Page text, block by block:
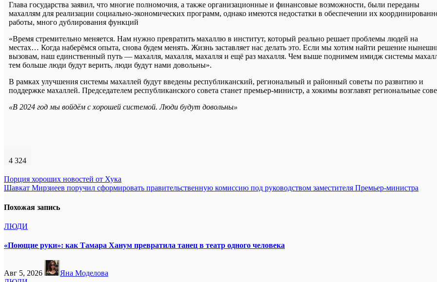
Глава государства заявил, что многие полномочия, а также организационные и финансовые возможности, были переданы
махаллям для реализации социально-экономических программ, однако имеются недостатки в обеспечении их
работы, много дублирования функций
«Время стремительно меняется. Нам нужно превратить махаллю в институт, который реально решает проблемы людей на
местах… Когда наберёмся опыта, снова будем менять. Жизнь заставляет нас делать это. Если мы хотим найти решение
вызовам, наш единственный путь — махалля, махалля, махалля и ещё раз махалля. Чем выше поднимем имидж системы
тем больше люди будут верить, люди будут нами довольны».
В рамках улучшения системы махаллей будут введены республиканский, региональный и районный советы по развитию и
поддержке махаллей. Председателем республиканского совета станет премьер-министр, а хокимы возглавят региональные
«В 2024 год мы войдём с хорошей системой. Люди будут довольны»
4 324
Навигация
по
записям
Порция хороших новостей от Хука
Шавкат Мирзиеев поручил сформировать правительственную комиссию под руководством заместителя Премьер-министра
Похожая запись
ЛЮДИ
«Поющие руки»: как Тамара Ханум превратила танец в театр одного человека
Авг 5, 2026
Яна Моделова